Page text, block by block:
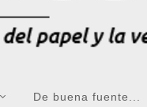
De buena fuente...